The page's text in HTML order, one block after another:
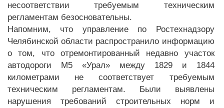
несоответствии требуемым техническим
регламентам безосновательны.
Напомним, что управление по Ростехнадзору
Челябинской области распространило информацию
о том, что отремонтированный недавно участок
автодороги М5 «Урал» между 1829 и 1844
километрами не соответствует требуемым
техническим регламентам. Были выявлены
нарушения требований строительных норм и